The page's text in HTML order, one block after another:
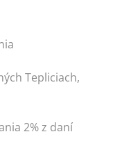
Tepliciach,
2% z daní